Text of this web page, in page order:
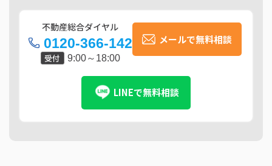
不動産総合ダイヤル
0120-366-142
受付 9:00～18:00
メールで無料相談
LINEで無料相談